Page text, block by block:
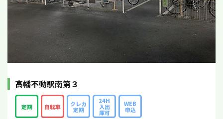
高幡不動駅南第３
定期 自転車 クレカ
定期
24H
入出
庫可
WEB
申込